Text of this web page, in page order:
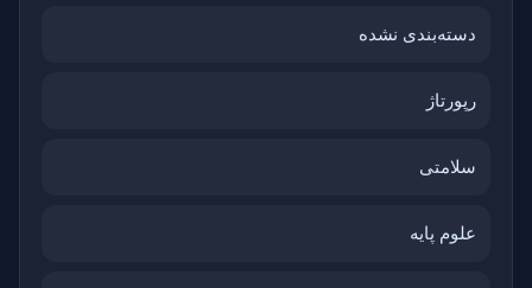
دسته‌بندی نشده
رپورتاژ
سلامتی
علوم پایه